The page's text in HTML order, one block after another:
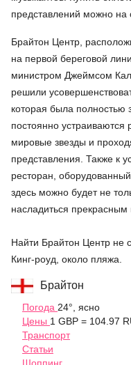
представлений можно на
Брайтон Центр,
на первой береговой
министром Джеймсом
решили
которая была полностью
постоянно устраиваются
мировые звезды и
представления. Также к
ресторан,
здесь можно будет не
насладиться
Найти Брайтон Центр не
Кинг-роуд, около пляжа.
Брайтон
Погода 24°, ясно
Цены 1 GBP = 104.97
Транспорт
Статьи
Шоппинг